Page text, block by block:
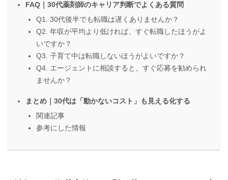
FAQ｜30代薬剤師のキャリア判断でよくある質問
Q1. 30代後半でも転職は遅くありませんか？
Q2. 年収が平均より低ければ、すぐ転職したほうがよ
いですか？
Q3. 子育て中は転職しないほうがよいですか？
Q4. エージェントに相談すると、すぐ応募を勧められ
ませんか？
まとめ｜30代は「動かないコスト」も見える化する
関連記事
参考にした情報